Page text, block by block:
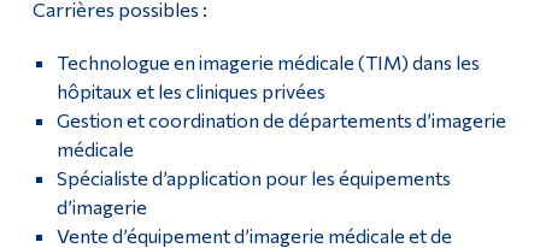
Carrières possibles :
Technologue en imagerie médicale (TIM) dans les
hôpitaux et les cliniques privées
Gestion et coordination de départements d’imagerie
médicale
Spécialiste d’application pour les équipements
d’imagerie
Vente d’équipement d’imagerie médicale et de